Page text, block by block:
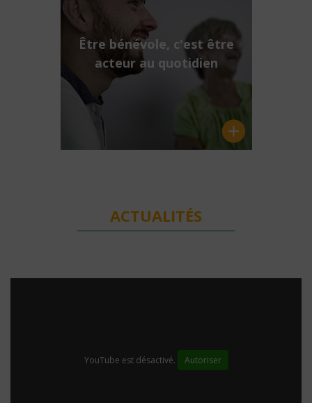
Être bénévole, c'est être
acteur au quotidien
ACTUALITÉS
YouTube est désactivé. Autoriser